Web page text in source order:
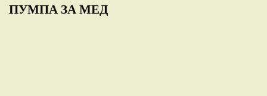
ПУМПА ЗА МЕД